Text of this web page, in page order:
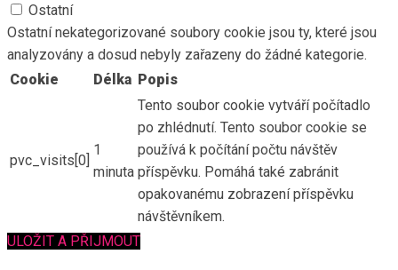
Ostatní
Ostatní nekategorizované soubory cookie jsou ty, které jsou
analyzovány a dosud nebyly zařazeny do žádné kategorie.
Cookie
Délka Popis
pvc_visits[0]
1
minuta
Tento soubor cookie vytváří počítadlo
po zhlédnutí. Tento soubor cookie se
používá k počítání počtu návštěv
příspěvku. Pomáhá také zabránit
opakovanému zobrazení příspěvku
návštěvníkem.
ULOŽIT A PŘIJMOUT